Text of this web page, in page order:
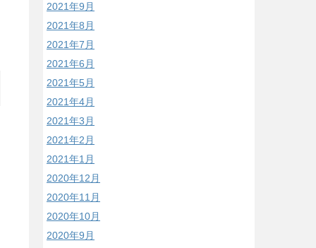
2021年9月
2021年8月
2021年7月
2021年6月
2021年5月
2021年4月
2021年3月
2021年2月
2021年1月
2020年12月
2020年11月
2020年10月
2020年9月